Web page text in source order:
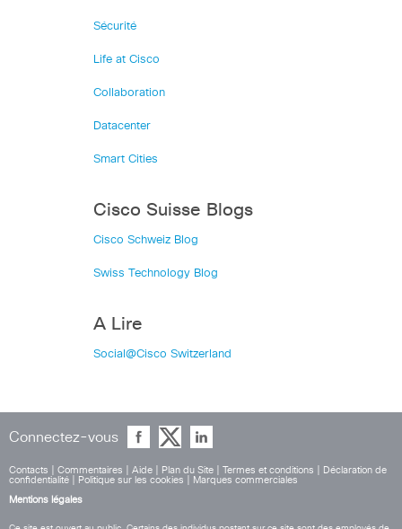
Sécurité
Life at Cisco
Collaboration
Datacenter
Smart Cities
Cisco Suisse Blogs
Cisco Schweiz Blog
Swiss Technology Blog
A Lire
Social@Cisco Switzerland
Connectez-vous
Contacts Commentaires Aide Plan du Site Termes et conditions
Déclaration de
confidentialité
Politique sur les cookies
Marques commerciales
Mentions légales